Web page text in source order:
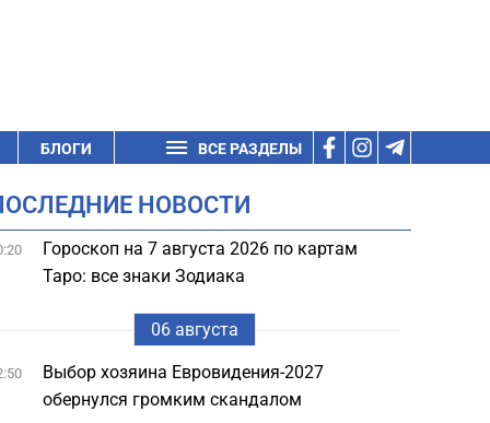
БЛОГИ ВСЕ РАЗДЕЛЫ
НОВОСТИ
Гороскоп на 7 августа 2026 по картам
Таро: все знаки Зодиака
06 августа
Выбор хозяина Евровидения-2027
обернулся громким скандалом